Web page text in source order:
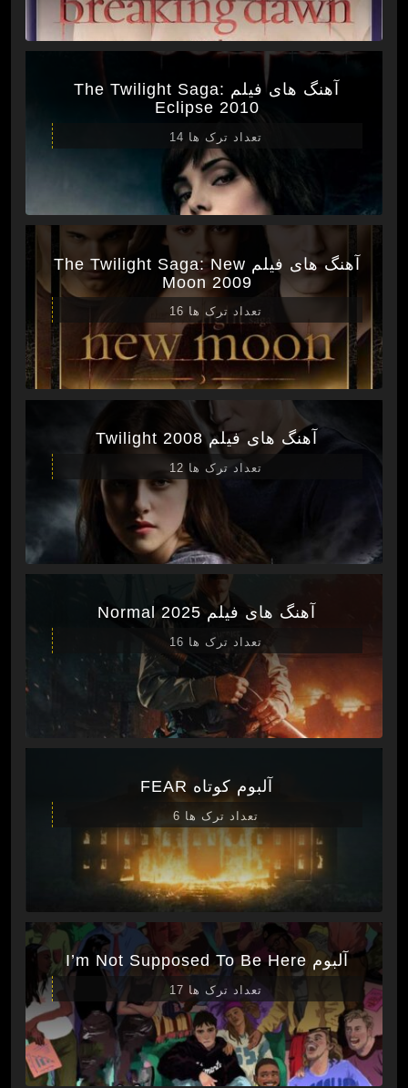
آهنگ های فیلم The Twilight Saga:
Eclipse 2010
تعداد ترک ها 14
آهنگ های فیلم The Twilight Saga: New
Moon 2009
تعداد ترک ها 16
آهنگ های فیلم Twilight 2008
تعداد ترک ها 12
آهنگ های فیلم Normal 2025
تعداد ترک ها 16
آلبوم کوتاه FEAR
تعداد ترک ها 6
آلبوم I’m Not Supposed To Be Here
تعداد ترک ها 17